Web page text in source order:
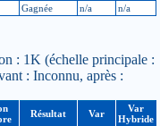
Gagnée n/a n/a
: 1K (échelle principale :
: Inconnu, après :
Résultat Var
Var
Hybride